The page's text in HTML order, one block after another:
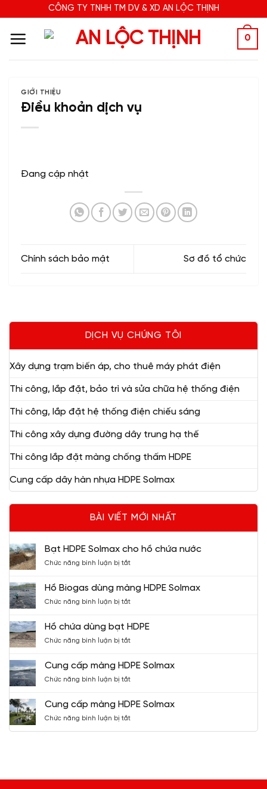
nội
CÔNG TY TNHH TM DV & XD AN LỘC THỊNH
0
DỊCH VỤ CHÚNG TÔI
Xây dựng trạm biến áp, cho thuê máy phát điện
Thi công, lắp đặt, bảo trì và sửa chữa hệ thống điện
Thi công, lắp đặt hệ thống điện chiếu sáng
Thi công xây dựng đường dây trung hạ thế
Thi công lắp đặt màng chống thấm HDPE
Cung cấp dây hàn nhựa HDPE Solmax
BÀI VIẾT MỚI NHẤT
Bạt HDPE Solmax cho hồ chứa nước
Chức năng bình luận bị tắtở
HDPE
Solmax
cho
chứa
Hồ Biogas dùng màng HDPE Solmax
Chức năng bình luận bị tắtở
Biogas
dùng
màng
Solmax
Hồ chứa dùng bạt HDPE
Chức năng bình luận bị tắtở
chứa
dùng
bạt
Cung cấp màng HDPE Solmax
Chức năng bình luận bị tắtở
cấp
màng
HDPE
Solmax
Cung cấp màng HDPE Solmax
Chức năng bình luận bị tắtở
GIỚI THIỆU
Điều khoản dịch vụ
Đang cập nhật
Chính sách bảo mật Sơ đồ tổ chức